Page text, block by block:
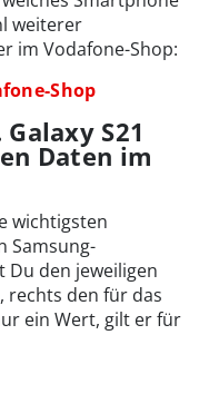
weiterer
im Vodafone-Shop:
Shop
S21
Daten im
wichtigsten
Samsung-
Du den jeweiligen
rechts den für das
ein Wert, gilt er für